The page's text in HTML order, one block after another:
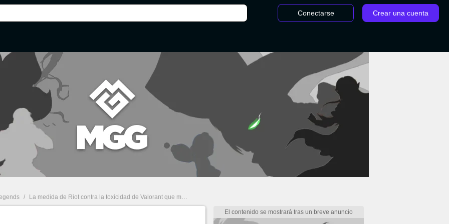
Conectarse Crear una cuenta
/ La medida de Riot contra la toxicidad de Valorant que muchos querrían ver en League of Legends